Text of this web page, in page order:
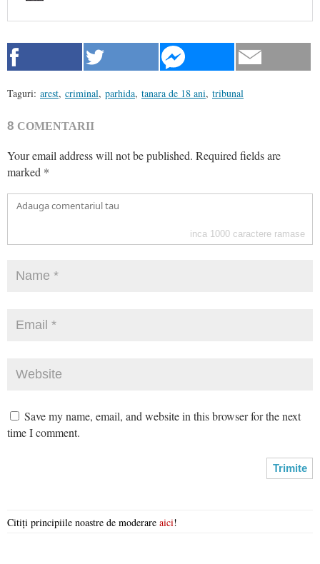
Taguri: arest, criminal, parhida, tanara de 18 ani, tribunal
8 COMENTARII
Your email address will not be published. Required fields are
marked *
inca 1000 caractere ramase
Save my name, email, and website in this browser for the next
time I comment.
Citiți principiile noastre de moderare aici!